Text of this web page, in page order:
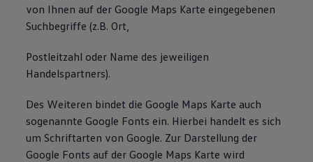
von Ihnen auf der Google Maps Karte eingegebenen
Suchbegriffe (z.B. Ort,
Postleitzahl oder Name des jeweiligen
Handelspartners).
Des Weiteren bindet die Google Maps Karte auch
sogenannte Google Fonts ein. Hierbei handelt es sich
um Schriftarten von Google. Zur Darstellung der
Google Fonts auf der Google Maps Karte wird